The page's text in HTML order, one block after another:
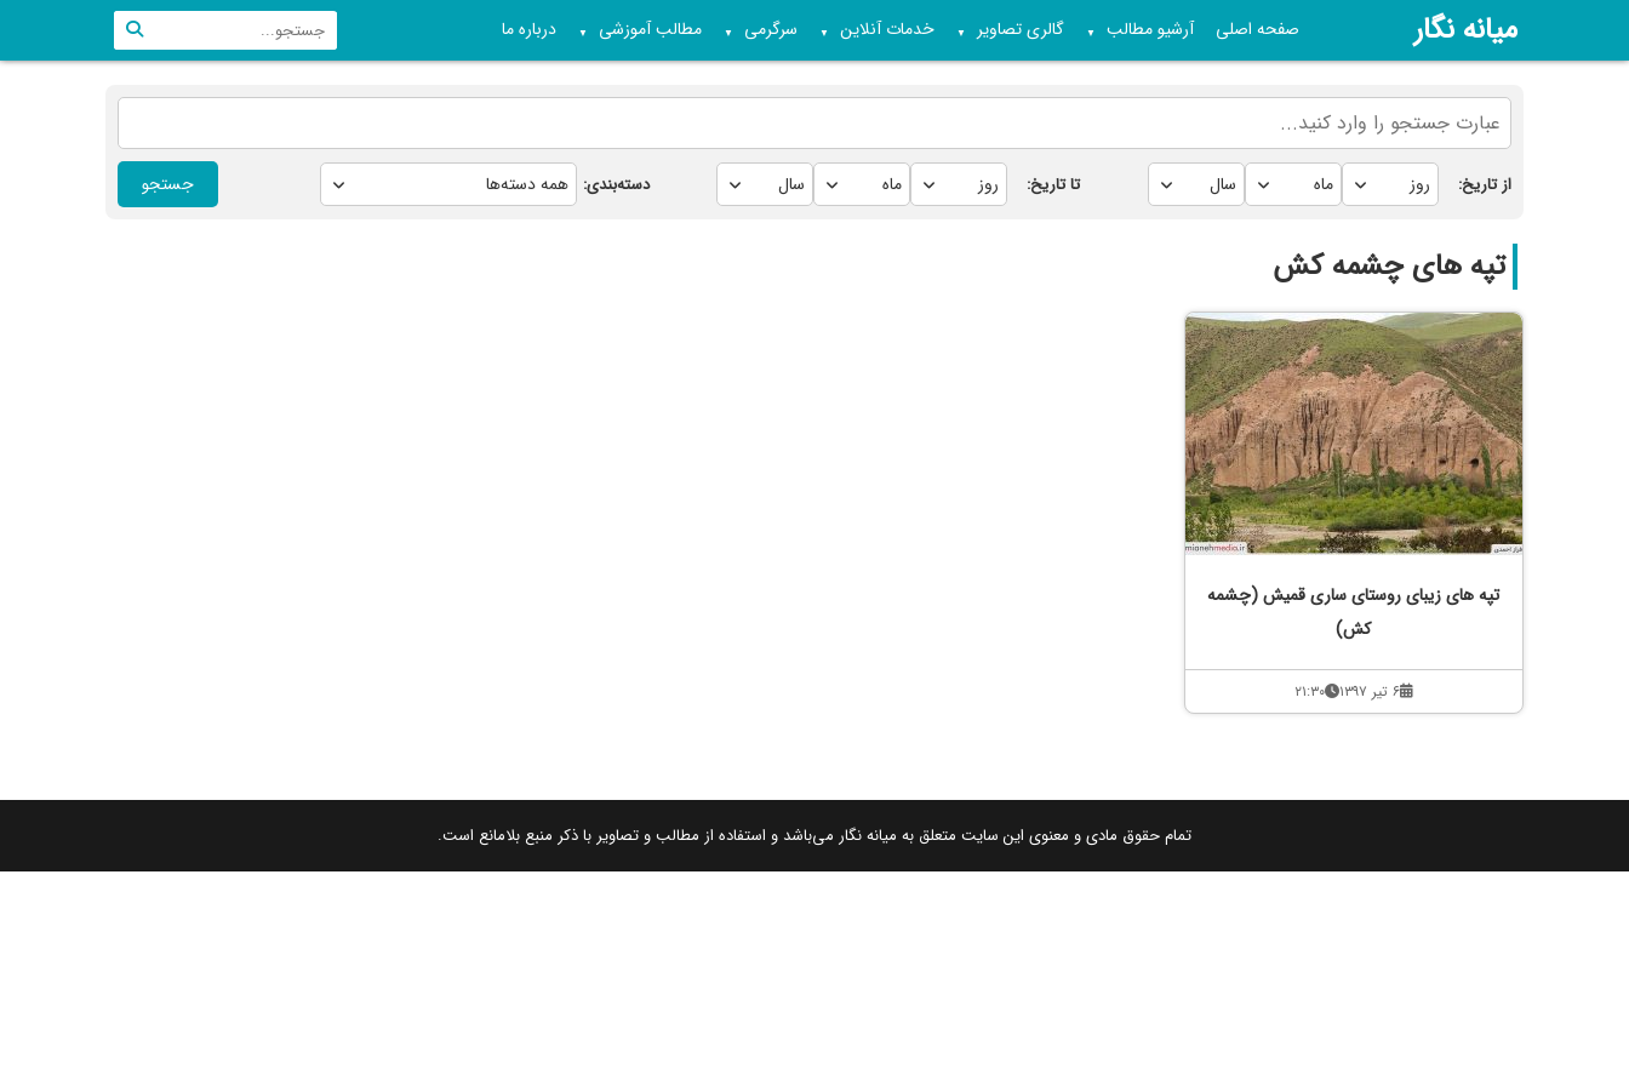
میانه نگار صفحه اصلی آرشیو مطالب ▼ گالری تصاویر ▼ خدمات آنلاین ▼ سرگرمی ▼ مطالب آموزشی ▼ درباره ما
از تاریخ: تا تاریخ: دسته‌بندی: جستجو
تپه های چشمه کش
تپه های زیبای روستای ساری قمیش (چشمه
کش)
۶ تیر ۱۳۹۷ ۲۱:۳۰
تمام حقوق مادی و معنوی این سایت متعلق به میانه نگار می‌باشد و استفاده از مطالب و تصاویر با ذکر منبع بلامانع است.